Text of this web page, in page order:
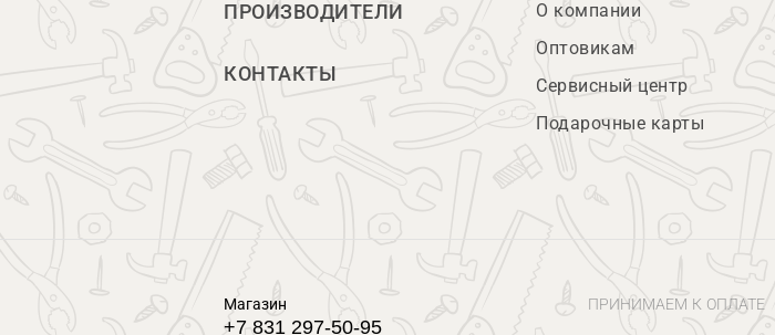
ПРОИЗВОДИТЕЛИ
КОНТАКТЫ
О компании
Оптовикам
Сервисный центр
Подарочные карты
Магазин
+7 831 297-50-95
ПРИНИМАЕМ К ОПЛАТЕ